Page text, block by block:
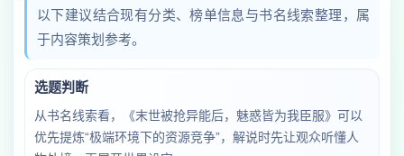
以下建议结合现有分类、榜单信息与书名线索整理，属
于内容策划参考。
选题判断
从书名线索看，《末世被抢异能后，魅惑皆为我臣服》可以
优先提炼“极端环境下的资源竞争”，解说时先让观众听懂人